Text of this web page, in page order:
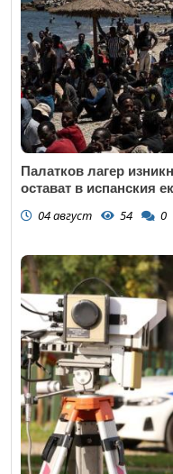
Палатков лагер
остават в испанския
04 август 54 0